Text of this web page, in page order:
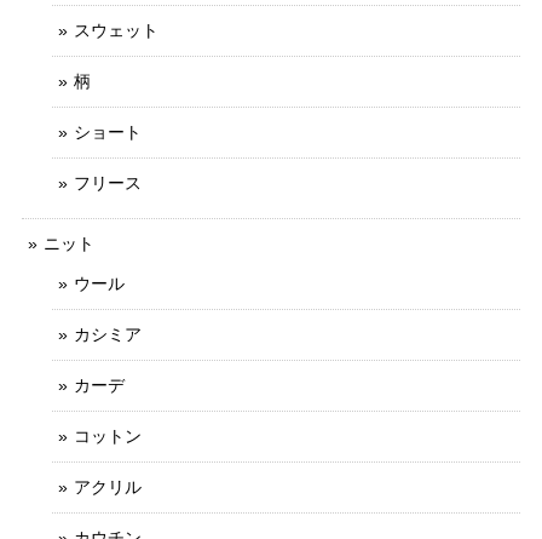
スウェット
柄
ショート
フリース
ニット
ウール
カシミア
カーデ
コットン
アクリル